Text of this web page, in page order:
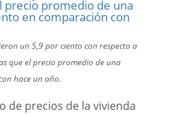
un 5,9 por ciento con respecto a
que el precio promedio de una
hace un año.
de precios de la vivienda